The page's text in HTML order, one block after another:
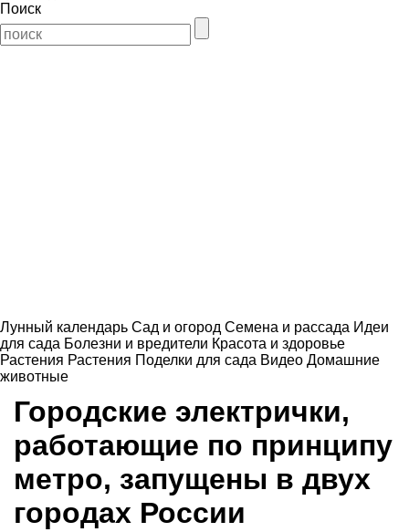
Поиск
Лунный календарь Сад и огород Семена и рассада Идеи
для сада Болезни и вредители Красота и здоровье
Растения Растения Поделки для сада Видео Домашние
животные
Городские электрички,
работающие по принципу
метро, запущены в двух
городах России